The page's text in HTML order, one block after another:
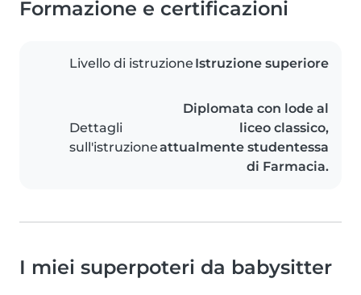
Formazione e certificazioni
Livello di istruzione Istruzione superiore
Dettagli
sull'istruzione
Diplomata con lode al
liceo classico,
attualmente studentessa
di Farmacia.
I miei superpoteri da babysitter